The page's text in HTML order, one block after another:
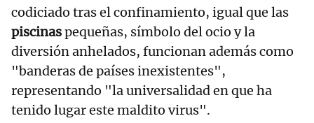
codiciado tras el confinamiento, igual que las
piscinaspequeñas, símbolo del ocio y la
diversión anhelados, funcionan además como
"banderas de países inexistentes",
representando "la universalidad en que ha
tenido lugar este maldito virus".